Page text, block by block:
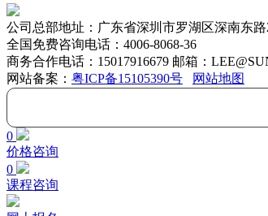
公司总部地址：广东省深圳市罗湖区深南东
全国免费咨询电话： 4006-8068-36
商务合作电话：15017916679 邮箱：
网站备案： 粤ICP备15105390号 网站地图
0
价格咨询
0
课程咨询